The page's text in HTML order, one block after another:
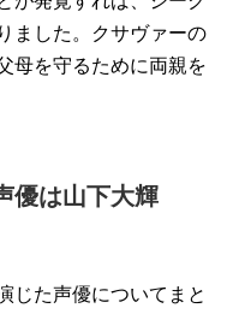
ました。クサヴァーの
母を守るために両親を
優は山下大輝
じた声優についてまと